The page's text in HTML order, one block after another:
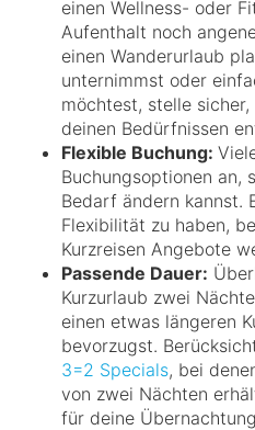
einen Wellness- oder
Aufenthalt noch
einen Wanderurlaub
unternimmst oder
möchtest, stelle
deinen Bedürfnissen
Flexible Buchung:
Buchungsoptionen an,
Bedarf ändern kannst.
Flexibilität zu haben,
Kurzreisen Angebote
Passende Dauer:
Kurzurlaub zwei
einen etwas längeren
bevorzugst.
3=2 Specials, bei
von zwei Nächten
für deine